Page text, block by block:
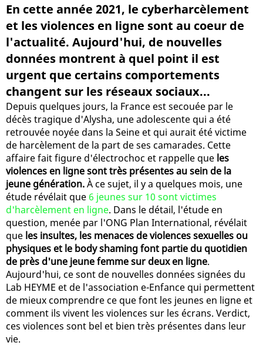
En cette année 2021, le cyberharcèlement
et les violences en ligne sont au coeur de
l'actualité. Aujourd'hui, de nouvelles
données montrent à quel point il est
urgent que certains comportements
changent sur les réseaux sociaux...
Depuis quelques jours, la France est secouée par le
décès tragique d'Alysha, une adolescente qui a été
retrouvée noyée dans la Seine et qui aurait été victime
de harcèlement de la part de ses camarades. Cette
affaire fait figure d'électrochoc et rappelle que les
violences en ligne sont très présentes au sein de la
jeune génération.À ce sujet, il y a quelques mois, une
étude révélait que 6 jeunes sur 10 sont victimes
d'harcèlement en ligne. Dans le détail, l'étude en
question, menée par l'ONG Plan International, révélait
que les insultes, les menaces de violences sexuelles ou
physiques et le body shaming font partie du quotidien
de près d'une jeune femme sur deux en ligne.
Aujourd'hui, ce sont de nouvelles données signées du
Lab HEYME et de l'association e-Enfance qui permettent
de mieux comprendre ce que font les jeunes en ligne et
comment ils vivent les violences sur les écrans. Verdict,
ces violences sont bel et bien très présentes dans leur
vie.